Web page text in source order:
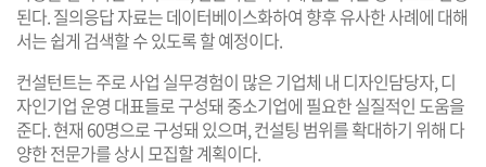
된다. 질의응답 자료는 데이터베이스화하여 향후 유사한 사례에 대해
서는 쉽게 검색할 수 있도록 할 예정이다.
컨설턴트는 주로 사업 실무경험이 많은 기업체 내 디자인담당자, 디
자인기업 운영 대표들로 구성돼 중소기업에 필요한 실질적인 도움을
준다. 현재 60명으로 구성돼 있으며, 컨설팅 범위를 확대하기 위해 다
양한 전문가를 상시 모집할 계획이다.